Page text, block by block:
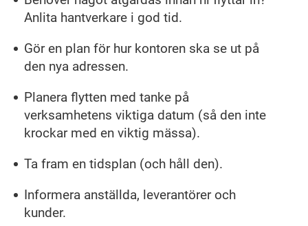
Anlita hantverkare i god tid.
Gör en plan för hur kontoren ska se ut på
den nya adressen.
Planera flytten med tanke på
verksamhetens viktiga datum (så den inte
krockar med en viktig mässa).
Ta fram en tidsplan (och håll den).
Informera anställda, leverantörer och
kunder.